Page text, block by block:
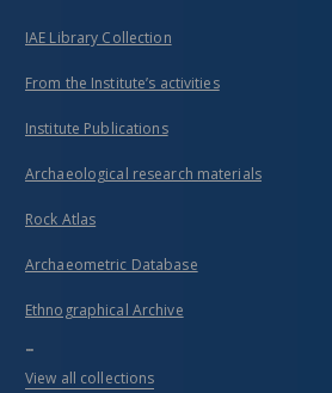
IAE Library Collection
From the Institute’s activities
Institute Publications
Archaeological research materials
Rock Atlas
Archaeometric Database
Ethnographical Archive
...
View all collections